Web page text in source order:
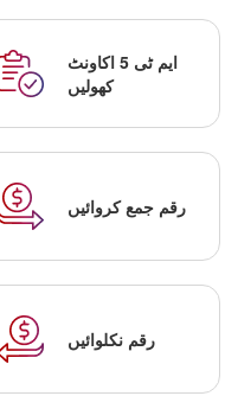
ایم ٹی 5 اکاونٹ
کھولیں
رقم جمع کروائیں
رقم نکلوائیں